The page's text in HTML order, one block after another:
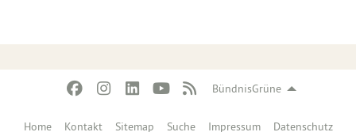
BündnisGrüne
Home Kontakt Sitemap Suche Impressum Datenschutz